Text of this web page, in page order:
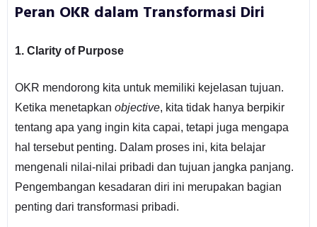
Peran OKR dalam Transformasi Diri
1. Clarity of Purpose
OKR mendorong kita untuk memiliki kejelasan tujuan.
Ketika menetapkan objective, kita tidak hanya berpikir
tentang apa yang ingin kita capai, tetapi juga mengapa
hal tersebut penting. Dalam proses ini, kita belajar
mengenali nilai-nilai pribadi dan tujuan jangka panjang.
Pengembangan kesadaran diri ini merupakan bagian
penting dari transformasi pribadi.